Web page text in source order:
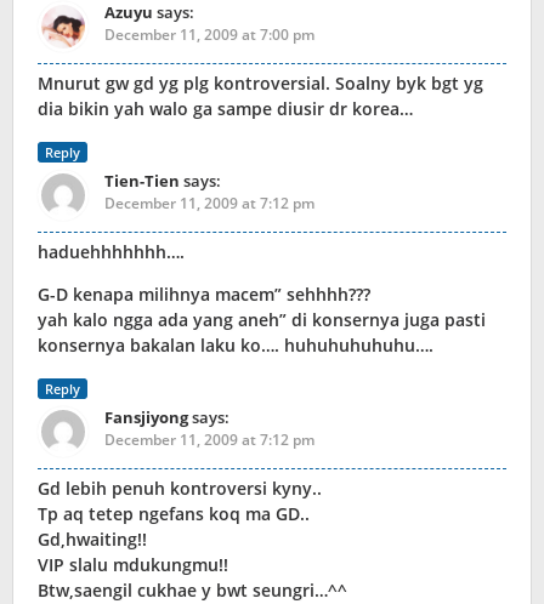
Azuyu says:
December 11, 2009 at 7:00 pm
Mnurut gw gd yg plg kontroversial. Soalny byk bgt yg
dia bikin yah walo ga sampe diusir dr korea…
Reply
Tien-Tien says:
December 11, 2009 at 7:12 pm
haduehhhhhhh….
G-D kenapa milihnya macem” sehhhh???
yah kalo ngga ada yang aneh” di konsernya juga pasti
konsernya bakalan laku ko…. huhuhuhuhuhu….
Reply
Fansjiyongsays:
December 11, 2009 at 7:12 pm
Gd lebih penuh kontroversi kyny..
Tp aq tetep ngefans koq ma GD..
Gd,hwaiting!!
VIP slalu mdukungmu!!
Btw,saengil cukhae y bwt seungri…^^